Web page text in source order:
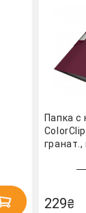
Папка с
гранат.,
229₴